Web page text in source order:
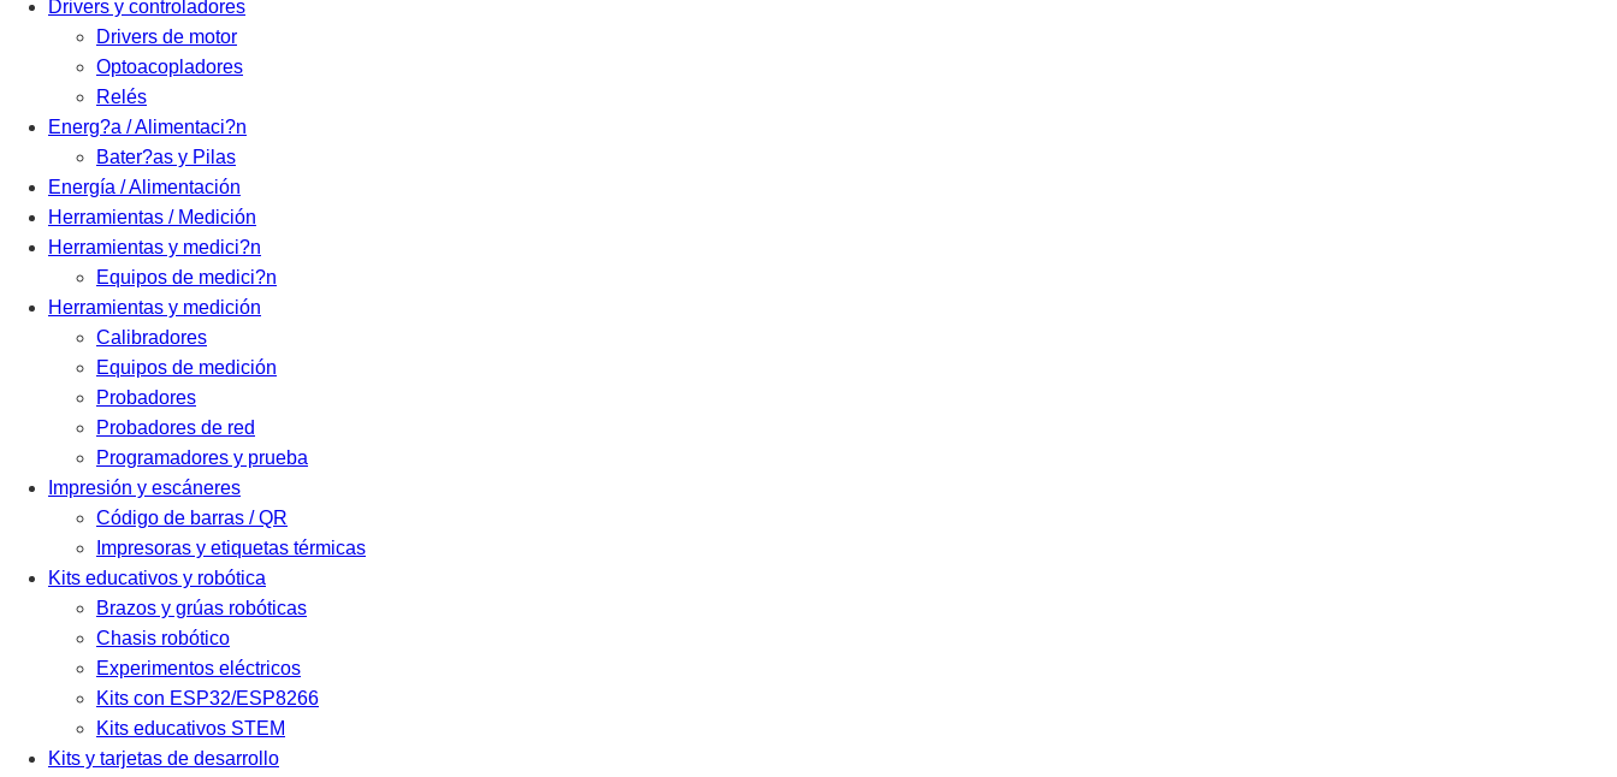
Drivers y controladores
Drivers de motor
Optoacopladores
Relés
Energ?a / Alimentaci?n
Bater?as y Pilas
Energía / Alimentación
Herramientas / Medición
Herramientas y medici?n
Equipos de medici?n
Herramientas y medición
Calibradores
Equipos de medición
Probadores
Probadores de red
Programadores y prueba
Impresión y escáneres
Código de barras / QR
Impresoras y etiquetas térmicas
Kits educativos y robótica
Brazos y grúas robóticas
Chasis robótico
Experimentos eléctricos
Kits con ESP32/ESP8266
Kits educativos STEM
Kits y tarjetas de desarrollo